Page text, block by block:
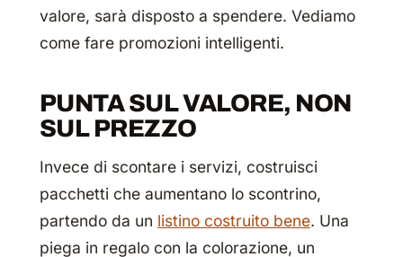
valore, sarà disposto a spendere. Vediamo
come fare promozioni intelligenti.
PUNTA SUL VALORE, NON
SUL PREZZO
Invece di scontare i servizi, costruisci
pacchetti che aumentano lo scontrino,
partendo da un listino costruito bene. Una
piega in regalo con la colorazione, un